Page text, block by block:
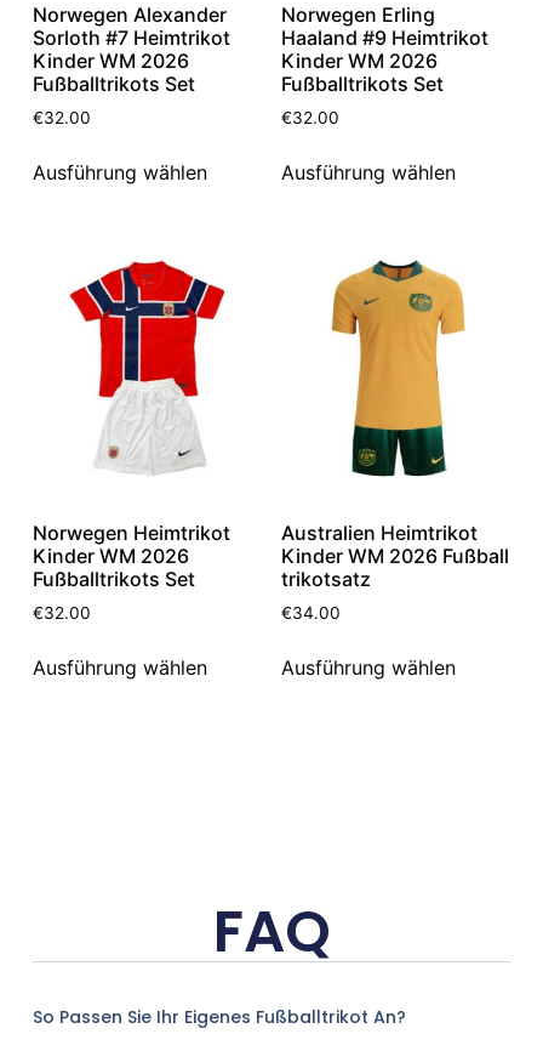
Norwegen Alexander
Sorloth #7 Heimtrikot
Kinder WM 2026
Fußballtrikots Set
€32.00
Ausführung wählen
Norwegen Erling
Haaland #9 Heimtrikot
Kinder WM 2026
Fußballtrikots Set
€32.00
Ausführung wählen
Norwegen Heimtrikot
Kinder WM 2026
Fußballtrikots Set
€32.00
Ausführung wählen
Australien Heimtrikot
Kinder WM 2026 Fußball
trikotsatz
€34.00
Ausführung wählen
FAQ
So Passen Sie Ihr Eigenes Fußballtrikot An?